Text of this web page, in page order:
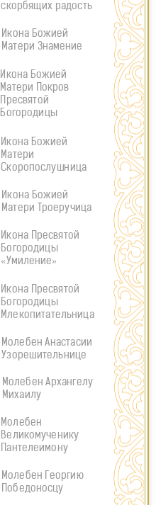
скорбящих радость
Икона Божией
Матери Знамение
Икона Божией
Матери Покров
Пресвятой
Богородицы
Икона Божией
Матери
Скоропослушница
Икона Божией
Матери Троеручица
Икона Пресвятой
Богородицы
«Умиление»
Икона Пресвятой
Богородицы
Млекопитательница
Молебен Анастасии
Узорешительнице
Молебен Архангелу
Михаилу
Молебен
Великомученику
Пантелеимону
Молебен Георгию
Победоносцу